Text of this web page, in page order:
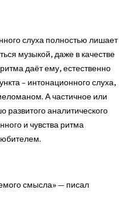
слуха полностью лишает
музыкой, даже в качестве
даёт ему, естественно
– интонационного слуха,
А частичное или
развитого аналитического
и чувства ритма
смысла» — писал